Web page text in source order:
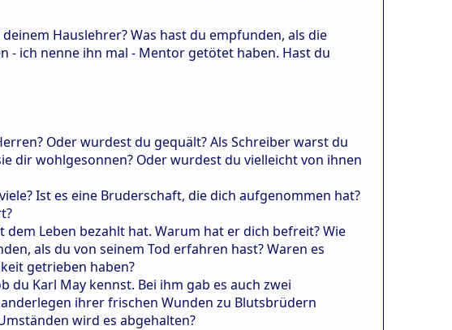
Hauslehrer? Was hast du empfunden, als die
- ich nenne ihn mal - Mentor getötet haben. Hast du
Oder wurdest du gequält? Als Schreiber warst du
dir wohlgesonnen? Oder wurdest du vielleicht von ihnen
Ist es eine Bruderschaft, die dich aufgenommen hat?
Leben bezahlt hat. Warum hat er dich befreit? Wie
als du von seinem Tod erfahren hast? Waren es
getrieben haben?
Karl May kennst. Bei ihm gab es auch zwei
ihrer frischen Wunden zu Blutsbrüdern
wird es abgehalten?